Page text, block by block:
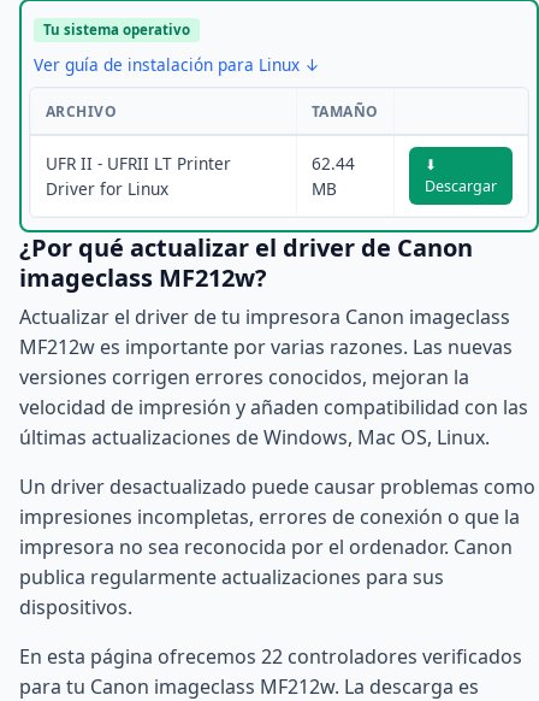
Tu sistema operativo
Ver guía de instalación para Linux ↓
ARCHIVO TAMAÑO
UFR II - UFRII LT Printer
Driver for Linux
62.44
MB
⬇
Descargar
¿Por qué actualizar el driver de Canon
imageclass MF212w?
Actualizar el driver de tu impresora Canon imageclass
MF212w es importante por varias razones. Las nuevas
versiones corrigen errores conocidos, mejoran la
velocidad de impresión y añaden compatibilidad con las
últimas actualizaciones de Windows, Mac OS, Linux.
Un driver desactualizado puede causar problemas como
impresiones incompletas, errores de conexión o que la
impresora no sea reconocida por el ordenador. Canon
publica regularmente actualizaciones para sus
dispositivos.
En esta página ofrecemos 22 controladores verificados
para tu Canon imageclass MF212w. La descarga es